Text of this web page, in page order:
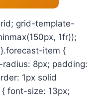
grid-template-
1fr));
item {
8px; padding:
1px solid
font-size: 13px;